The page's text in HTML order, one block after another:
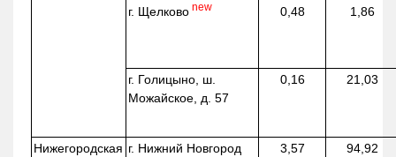
г. Щелково new 0,48 1,86
г. Голицыно, ш.
Можайское, д. 57
0,16 21,03
Нижегородская г. Нижний Новгород 3,57 94,92